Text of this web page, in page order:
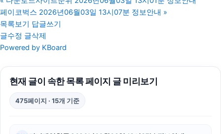
동탄피부과
동작구하수구막힘
페이코벅스 2026년06월03일 13시07분 정보안내 »
목록보기 답글쓰기
글수정 글삭제
Powered by KBoard
현재 글이 속한 목록 페이지 글 미리보기
475페이지 · 15개 기준